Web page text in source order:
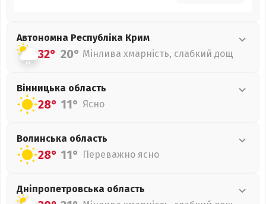
Автономна Республіка Крим
32° 20° Мінлива хмарність, слабкий дощ
Вінницька область
28° 11° Ясно
Волинська область
28° 11° Переважно ясно
Дніпропетровська область